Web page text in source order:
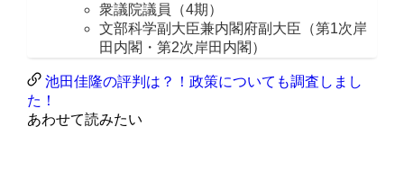
衆議院議員（4期）
文部科学副大臣兼内閣府副大臣（第1次岸
田内閣・第2次岸田内閣）
池田佳隆の評判は？！政策についても調査しまし
た！
あわせて読みたい